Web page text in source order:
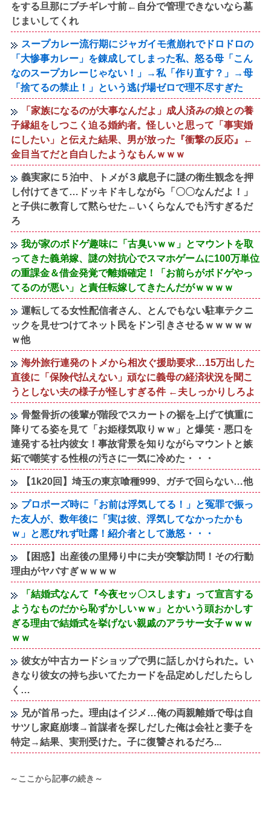
をする旦那にブチギレ寸前←自分で管理できないなら墓
じまいしてくれ
スープカレー流行期にジャガイモ煮崩れでドロドロの
「大惨事カレー」を錬成してしまった私、怒る母「こん
なのスープカレーじゃない！」→私「作り直す？」→母
「捨てるの禁止！」という逃げ場ゼロで理不尽すぎた
「家族になるのが大事なんだよ」成人済みの娘との養
子縁組をしつこく迫る婚約者。怪しいと思って「事実婚
にしたい」と伝えた結果、男が放った『衝撃の反応』←
金目当てだと自白したようなもんｗｗｗ
義実家に５泊中、トメが３歳息子に謎の衛生観念を押
し付けてきて…ドッキドキしながら「〇〇なんだよ！」
と子供に教育して黙らせた←いくらなんでも汚すぎるだ
ろ
我が家のボドゲ趣味に「古臭いｗｗ」とマウントを取
ってきた義弟嫁、謎の対抗心でスマホゲームに100万単位
の重課金＆借金発覚で離婚確定！「お前らがボドゲやっ
てるのが悪い」と責任転嫁してきたんだがｗｗｗｗ
運転してる女性配信者さん、とんでもない駐車テクニ
ックを見せつけてネット民をドン引きさせるｗｗｗｗｗ
ｗ他
海外旅行連発のトメから相次ぐ援助要求…15万出した
直後に「保険代払えない」頑なに義母の経済状況を聞こ
うとしない夫の様子が怪しすぎる件 ←夫しっかりしろよ
骨盤骨折の後輩が階段でスカートの裾を上げて慎重に
降りてる姿を見て「お姫様気取りｗｗ」と爆笑・悪口を
連発する社内彼女！事故背景を知りながらマウントと嫉
妬で嘲笑する性根の汚さに一気に冷めた・・・
【1k20回】埼玉の東京喰種999、ガチで回らない…他
プロポーズ時に「お前は浮気してる！」と冤罪で振っ
た友人が、数年後に「実は彼、浮気してなかったかも
ｗ」と悪びれず吐露！紹介者として激怒・・・
【困惑】出産後の里帰り中に夫が突撃訪問！その行動
理由がヤバすぎｗｗｗｗ
「結婚式なんて『今夜セッ〇スします』って宣言する
ようなものだから恥ずかしいｗｗ」とかいう頭おかしす
ぎる理由で結婚式を挙げない親戚のアラサー女子ｗｗｗ
ｗｗ
彼女が中古カードショップで男に話しかけられた。い
きなり彼女の持ち歩いてたカードを品定めしだしたらし
く…
兄が首吊った。理由はイジメ…俺の両親離婚で母は自
サツし家庭崩壊→首謀者を探しだした俺は会社と妻子を
特定→結果、実刑受けた。子に復讐されるだろ...
～ここから記事の続き～